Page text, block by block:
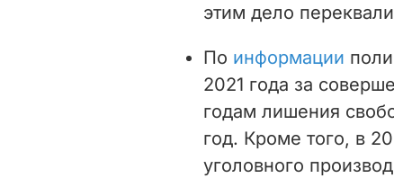
этим дело
По информации
2021 года за
годам лишения
год. Кроме того, в
уголовного